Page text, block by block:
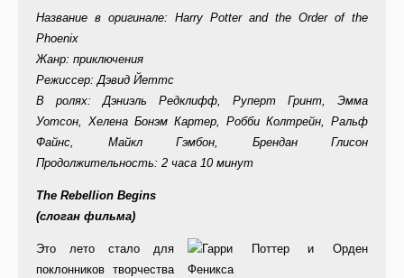
Название в оригинале: Harry Potter and the Order of the
Phoenix
Жанр: приключения
Режиссер: Дэвид Йеттс
В ролях: Дэниэль Редклифф, Руперт Гринт, Эмма
Уотсон, Хелена Бонэм Картер, Робби Колтрейн, Ральф
Файнс, Майкл Гэмбон, Брендан Глисон
Продолжительность: 2 часа 10 минут
The Rebellion Begins
(слоган фильма)
Это лето стало для
поклонников творчества